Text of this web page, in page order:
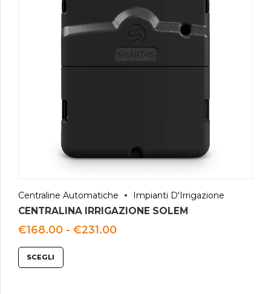
Centraline Automatiche Impianti D'Irrigazione
CENTRALINA IRRIGAZIONE SOLEM
€168.00 - €231.00Fascia
SCEGLI